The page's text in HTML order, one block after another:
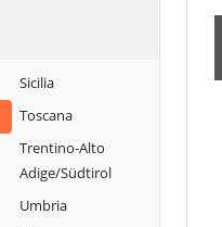
Rota d'Imagna
Rovetta
San Giovanni
Sicilia
Toscana
Trentino-Alto
Adige/Südtirol
Umbria